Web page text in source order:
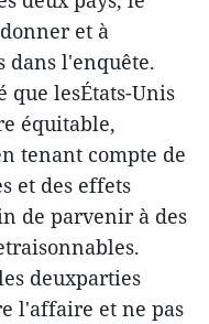
et à
dans l'enquête.
que lesÉtats-Unis
équitable,
tenant compte de
et des effets
de parvenir à des
deuxparties
l'affaire et ne pas